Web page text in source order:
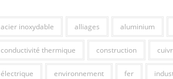
acier inoxydable alliages aluminium
conductivité thermique construction
électrique environnement fer